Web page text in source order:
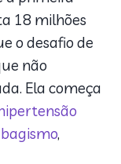
18 milhões
o desafio de
não
Ela começa
,